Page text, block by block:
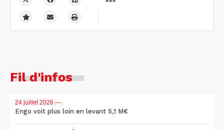
Fil d'infos
24 juillet 2026 —
Engo voit plus loin en levant 5,1 M€